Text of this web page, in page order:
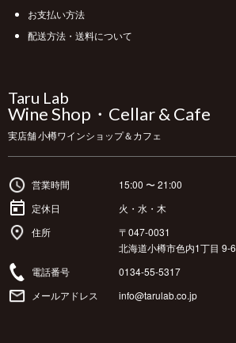
お支払い方法
配送方法・送料について
Taru Lab
Wine Shop・Cellar & Cafe
実店舗 小樽ワインショップ＆カフェ
営業時間
15:00 〜 21:00
定休日
火・水・木
住所
〒047-0031
北海道小樽市色内1丁目 9-6
電話番号
0134-55-5317
メールアドレス
info@tarulab.co.jp